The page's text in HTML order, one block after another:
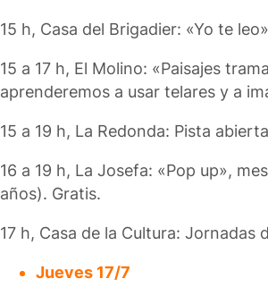
15 h, Casa del Brigadier: «Yo te
15 a 17 h, El Molino: «Paisajes
aprenderemos a usar telares y a
15 a 19 h, La Redonda: Pista
16 a 19 h, La Josefa: «Pop up»,
años). Gratis.
17 h, Casa de la Cultura:
Jueves 17/7